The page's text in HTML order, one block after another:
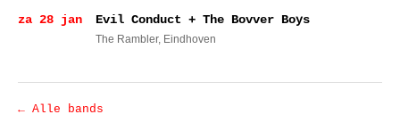
za 28 jan Evil Conduct + The Bovver Boys
The Rambler, Eindhoven
← Alle bands